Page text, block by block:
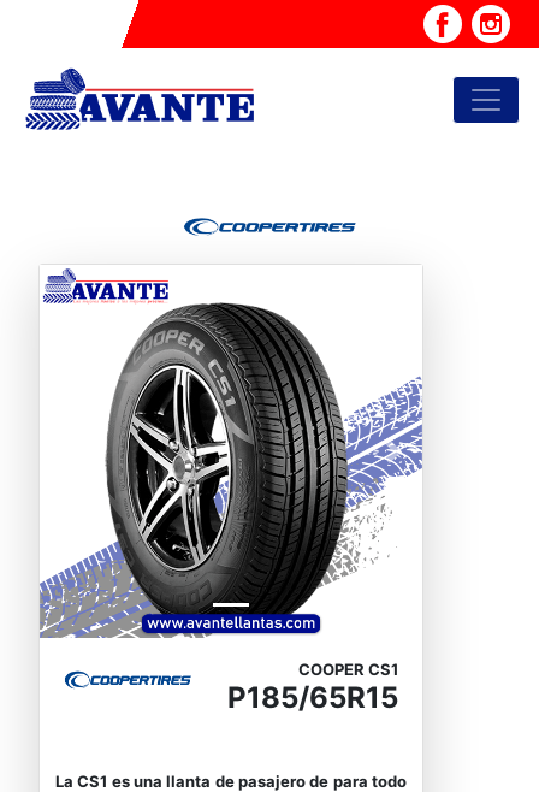
Previous Next
COOPER CS1
P185/65R15
La CS1 es una llanta de pasajero de para todo